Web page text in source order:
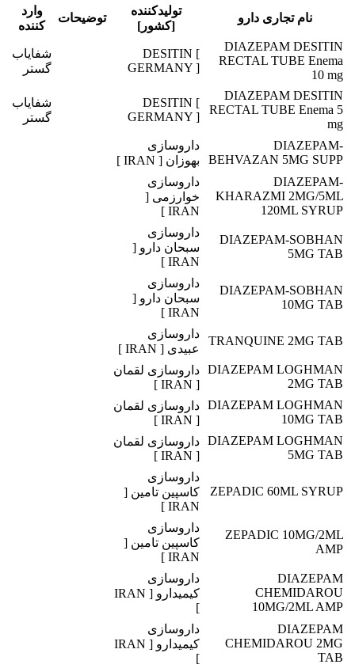
نام تجاری دارو
تولیدکننده
[کشور]
توضیحات
وارد
کننده
DIAZEPAM DESITIN
RECTAL TUBE Enema
10 mg
DESITIN [
GERMANY ]
شفایاب
گستر
DIAZEPAM DESITIN
RECTAL TUBE Enema 5
mg
DESITIN [
GERMANY ]
شفایاب
گستر
DIAZEPAM-
BEHVAZAN 5MG SUPP
داروسازی
بهوزان [ IRAN ]
DIAZEPAM-
KHARAZMI 2MG/5ML
120ML SYRUP
داروسازی
خوارزمی [
IRAN ]
DIAZEPAM-SOBHAN
5MG TAB
داروسازی
سبحان دارو [
IRAN ]
DIAZEPAM-SOBHAN
10MG TAB
داروسازی
سبحان دارو [
IRAN ]
TRANQUINE 2MG TAB
داروسازی
عبیدی [ IRAN ]
DIAZEPAM LOGHMAN
2MG TAB
داروسازی لقمان
[ IRAN ]
DIAZEPAM LOGHMAN
10MG TAB
داروسازی لقمان
[ IRAN ]
DIAZEPAM LOGHMAN
5MG TAB
داروسازی لقمان
[ IRAN ]
ZEPADIC 60ML SYRUP
داروسازی
کاسپین تامین [
IRAN ]
ZEPADIC 10MG/2ML
AMP
داروسازی
کاسپین تامین [
IRAN ]
DIAZEPAM
CHEMIDAROU
10MG/2ML AMP
داروسازی
کیمیدارو [ IRAN
]
DIAZEPAM
CHEMIDAROU 2MG
TAB
داروسازی
کیمیدارو [ IRAN
]